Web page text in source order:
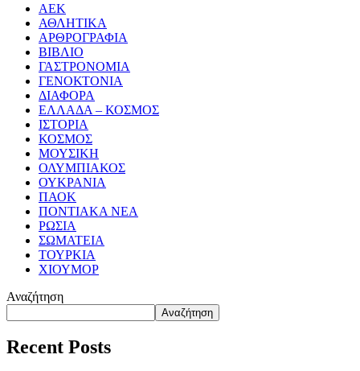
ΑΕΚ
ΑΘΛΗΤΙΚΑ
ΑΡΘΡΟΓΡΑΦΙΑ
ΒΙΒΛΙΟ
ΓΑΣΤΡΟΝΟΜΙΑ
ΓΕΝΟΚΤΟΝΙΑ
ΔΙΑΦΟΡΑ
ΕΛΛΑΔΑ – ΚΟΣΜΟΣ
ΙΣΤΟΡΙΑ
ΚΟΣΜΟΣ
ΜΟΥΣΙΚΗ
ΟΛΥΜΠΙΑΚΟΣ
ΟΥΚΡΑΝΙΑ
ΠΑΟΚ
ΠΟΝΤΙΑΚΑ ΝΕΑ
ΡΩΣΙΑ
ΣΩΜΑΤΕΙΑ
ΤΟΥΡΚΙΑ
ΧΙΟΥΜΟΡ
Αναζήτηση
Αναζήτηση
Recent Posts